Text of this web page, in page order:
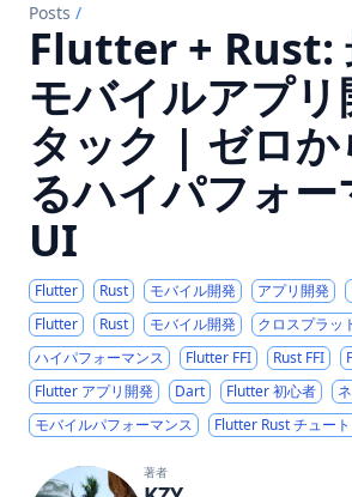
Posts /
Flutter + Rust:
モバイルアプリ
タック | ゼロか
るハイパフォー
UI
Flutter Rust モバイル開発 アプリ開発
Flutter
Rust モバイル開発 クロスプラッ
ハイパフォーマンス
Flutter FFI Rust FFI
Flutter アプリ開発
Dart Flutter 初心者
モバイルパフォーマンス
Flutter Rust チュー
著者